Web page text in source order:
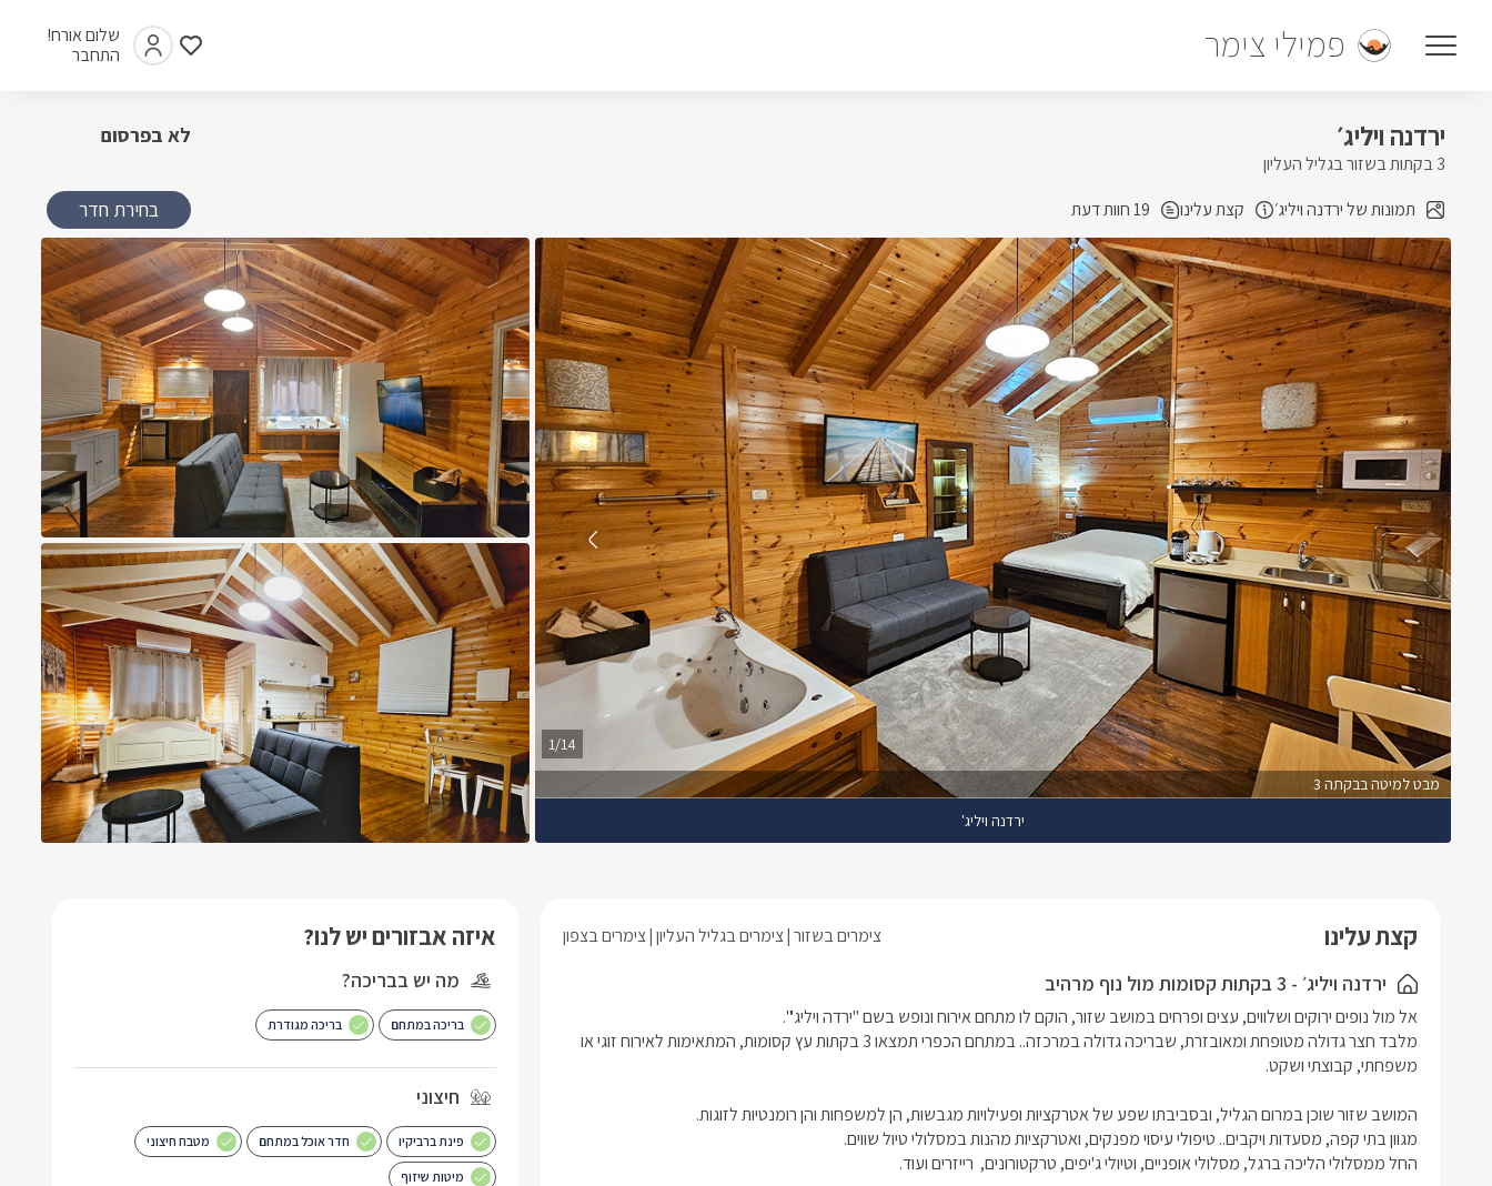
פמילי צימר
שלום אורח!
התחבר
ירדנה ויליג׳
3 בקתות בשזור בגליל העליון
תמונות של ירדנה ויליג׳
קצת עלינו 19 חוות דעת
לא בפרסום
בחירת חדר
מבט למיטה בבקתה 3
1/14
ירדנה ויליג'
קצת עלינו צימרים בשזור צימרים בגליל העליון צימרים בצפון
ירדנה ויליג׳ - 3 בקתות קסומות מול נוף מרהיב
החל ממסלולי הליכה ברגל, מסלולי אופניים, וטיולי ג'יפים, טרקטורונים,  רייזרים ועוד.
איזה אבזורים יש לנו?
מה יש בבריכה?
בריכה במתחם בריכה מגודרת
חיצוני
פינת ברביקיו חדר אוכל במתחם מטבח חיצוני
מיטות שיזוף